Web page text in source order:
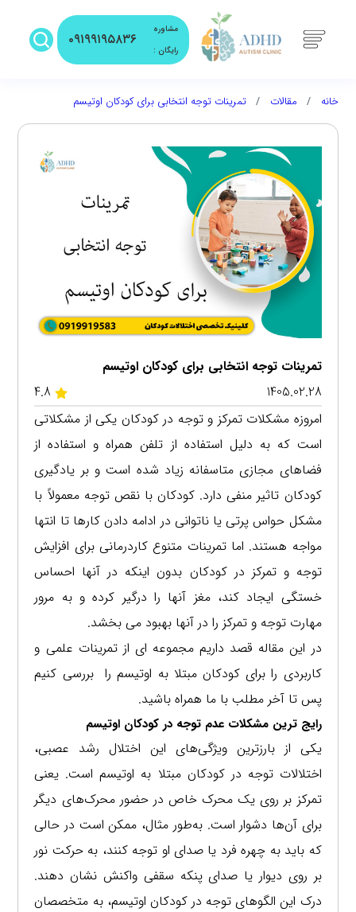
مشاوره
رایگان :
۰۹۱۹۹۱۹۵۸۳۶
خانه مقالات تمرینات توجه انتخابی برای کودکان اوتیسم
تمرینات توجه انتخابی برای کودکان اوتیسم
1405.02.28
4.8
امروزه مشکلات تمرکز و توجه در کودکان یکی از مشکلاتی
است که به دلیل استفاده از تلفن همراه و استفاده از
فضاهای مجازی متاسفانه زیاد شده است و بر یادگیری
کودکان تاثیر منفی دارد. کودکان با نقص توجه معمولاً با
مشکل حواس پرتی یا ناتوانی در ادامه دادن کارها تا انتها
مواجه هستند. اما تمرینات متنوع کاردرمانی برای افزایش
توجه و تمرکز در کودکان بدون اینکه در آنها احساس
خستگی ایجاد کند، مغز آنها را درگیر کرده و به مرور
مهارت توجه و تمرکز را در آنها بهبود می بخشد.
در این مقاله قصد داریم مجموعه ای از تمرینات علمی و
کاربردی را برای کودکان مبتلا به اوتیسم را بررسی کنیم
پس تا آخر مطلب با ما همراه باشید.
رایج ترین مشکلات عدم توجه در کودکان اوتیسم
یکی از بارزترین ویژگی‌های این اختلال رشد عصبی،
اختلالات توجه در کودکان مبتلا به اوتیسم است. یعنی
تمرکز بر روی یک محرک خاص در حضور محرک‌های دیگر
برای آن‌ها دشوار است.به‌طور مثال، ممکن است در حالی
که باید به چهره فرد یا صدای او توجه کنند، به حرکت نور
بر روی دیوار یا صدای پنکه سقفی واکنش نشان دهند.
درک این الگوهای توجه در کودکان اوتیسم، به متخصصان